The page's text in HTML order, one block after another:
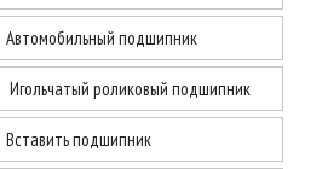
Автомобильный подшипник
Игольчатый роликовый подшипник
Вставить подшипник